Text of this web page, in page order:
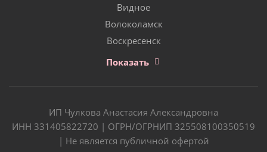
Видное
Волоколамск
Воскресенск
Показать
ИП Чулкова Анастасия Александровна
ИНН 331405822720 | ОГРН/ОГРНИП 325508100350519
| Не является публичной офертой